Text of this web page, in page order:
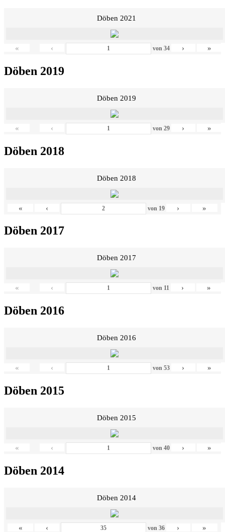
Döben 2021
« ‹ von 34 › »
Döben 2019
Döben 2019
« ‹ von 29 › »
Döben 2018
Döben 2018
« ‹ von 19 › »
Döben 2017
Döben 2017
« ‹ von 11 › »
Döben 2016
Döben 2016
« ‹ von 53 › »
Döben 2015
Döben 2015
« ‹ von 40 › »
Döben 2014
Döben 2014
« ‹ von 36 › »